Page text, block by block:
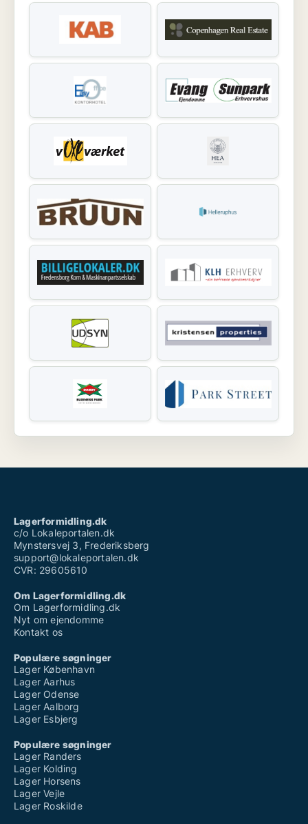
Lagerformidling.dk
c/o Lokaleportalen.dk
Mynstersvej 3, Frederiksberg
support@lokaleportalen.dk
CVR: 29605610
Om Lagerformidling.dk
Om Lagerformidling.dk
Nyt om ejendomme
Kontakt os
Populære søgninger
Lager København
Lager Aarhus
Lager Odense
Lager Aalborg
Lager Esbjerg
Populære søgninger
Lager Randers
Lager Kolding
Lager Horsens
Lager Vejle
Lager Roskilde